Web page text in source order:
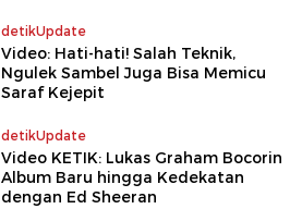
detikUpdate
Video: Hati-hati! Salah Teknik,
Ngulek Sambel Juga Bisa Memicu
Saraf Kejepit
detikUpdate
Video KETIK: Lukas Graham Bocorin
Album Baru hingga Kedekatan
dengan Ed Sheeran